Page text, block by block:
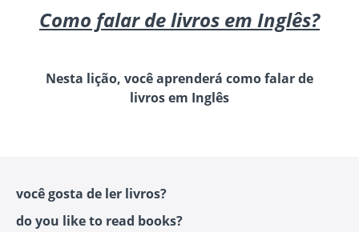
Como falar de livros em Inglês?
Nesta lição, você aprenderá como falar de
livros em Inglês
você gosta de ler livros?
do you like to read books?